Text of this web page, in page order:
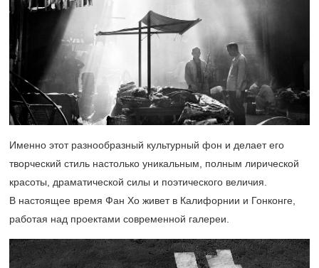
Именно этот разнообразный культурный фон и делает его
творческий стиль настолько уникальным, полным лирической
красоты, драматической силы и поэтического величия.
В настоящее время Фан Хо живет в Калифорнии и Гонконге,
работая над проектами современной галереи.